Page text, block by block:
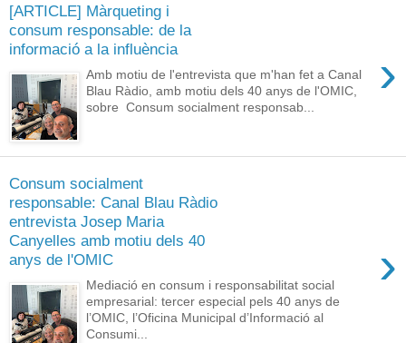
[ARTICLE] Màrqueting i
consum responsable: de la
informació a la influència
›
Amb motiu de l'entrevista que m'han fet a Canal
Blau Ràdio, amb motiu dels 40 anys de l'OMIC,
sobre Consum socialment responsab...
Consum socialment
responsable: Canal Blau Ràdio
entrevista Josep Maria
Canyelles amb motiu dels 40
anys de l'OMIC
›
Mediació en consum i responsabilitat social
empresarial: tercer especial pels 40 anys de
l’OMIC, l’Oficina Municipal d’Informació al
Consumi...